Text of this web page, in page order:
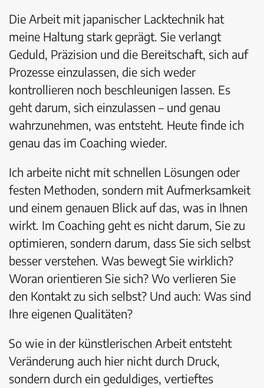
Die Arbeit mit japanischer Lacktechnik hat
meine Haltung stark geprägt. Sie verlangt
Geduld, Präzision und die Bereitschaft, sich auf
Prozesse einzulassen, die sich weder
kontrollieren noch beschleunigen lassen. Es
geht darum, sich einzulassen – und genau
wahrzunehmen, was entsteht. Heute finde ich
genau das im Coaching wieder.
Ich arbeite nicht mit schnellen Lösungen oder
festen Methoden, sondern mit Aufmerksamkeit
und einem genauen Blick auf das, was in Ihnen
wirkt. Im Coaching geht es nicht darum, Sie zu
optimieren, sondern darum, dass Sie sich selbst
besser verstehen. Was bewegt Sie wirklich?
Woran orientieren Sie sich? Wo verlieren Sie
den Kontakt zu sich selbst? Und auch: Was sind
Ihre eigenen Qualitäten?
So wie in der künstlerischen Arbeit entsteht
Veränderung auch hier nicht durch Druck,
sondern durch ein geduldiges, vertieftes